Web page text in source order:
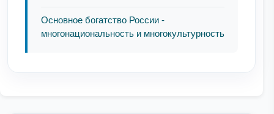
Основное богатство России -
многонациональность и многокультурность